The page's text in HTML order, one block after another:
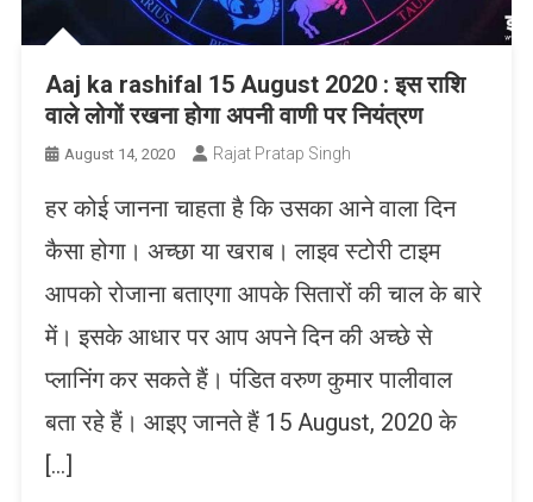
Aaj ka rashifal 15 August 2020 : इस राशि
वाले लोगों रखना होगा अपनी वाणी पर नियंत्रण
August 14, 2020 Rajat Pratap Singh
हर कोई जानना चाहता है कि उसका आने वाला दिन
कैसा होगा। अच्छा या खराब। लाइव स्टोरी टाइम
आपको रोजाना बताएगा आपके सितारों की चाल के बारे
में। इसके आधार पर आप अपने दिन की अच्छे से
प्लानिंग कर सकते हैं। पंडित वरुण कुमार पालीवाल
बता रहे हैं। आइए जानते हैं 15 August, 2020 के
[…]